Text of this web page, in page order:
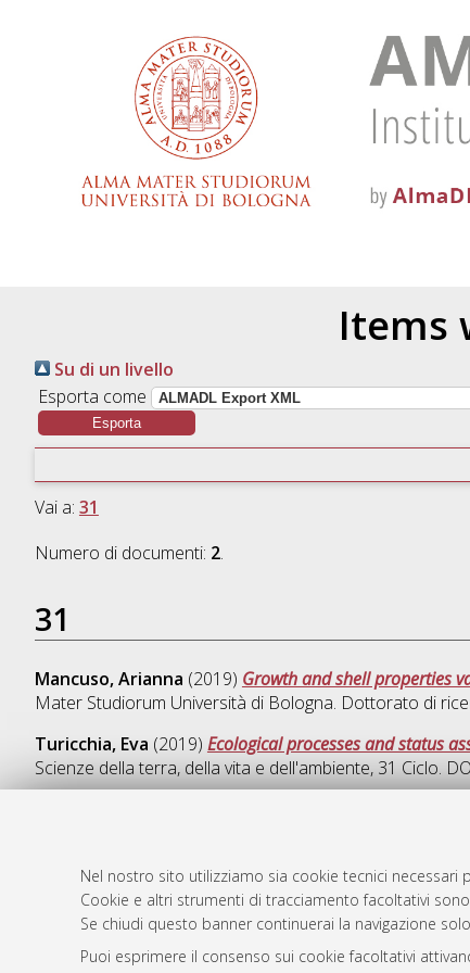
Nel nostro sito utilizziamo sia cookie tecnici
Cookie e altri strumenti di tracciamento facoltativi
Se chiudi questo banner continuerai la navigazione
Puoi esprimere il consenso sui cookie facoltativi
Items
Su di un livello
Esporta come
Vai a: 31
Numero di documenti: 2.
31
Mancuso, Arianna (2019) Growth and shell properties
Mater Studiorum Università di Bologna. Dottorato di
Turicchia, Eva (2019) Ecological processes and status
Scienze della terra, della vita e dell'ambiente, 31 Ciclo.
Atom
Rss 1.0
Rss 2.0
AMS
ISSN:
Servizio